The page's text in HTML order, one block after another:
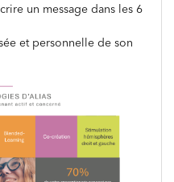
un message dans les 6
et personnelle de son